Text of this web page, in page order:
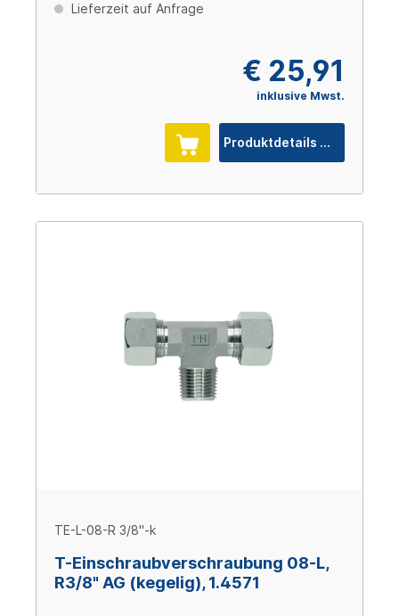
Lieferzeit auf Anfrage
€ 25,91
inklusive Mwst.
Produktdetails
TE-L-08-R 3/8"-k
T-Einschraubverschraubung 08-L,
R3/8" AG (kegelig), 1.4571